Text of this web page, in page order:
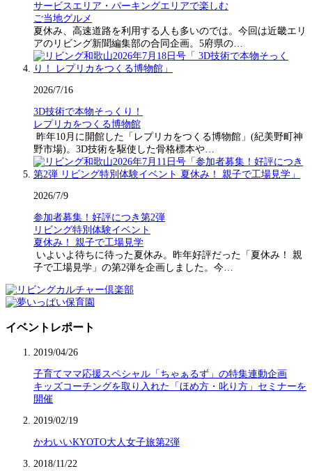
サービスエリア・パーキングエリアで楽しむ
ご当地グルメ
夏休み、高速道路を利用する人も多いのでは。今回は近畿エリ
アのリビング新聞編集部の合同企画。5府県の…
2026/7/16
3D技術で本物そっくり！
レプリカをつくる博物館
昨年10月に開館した「レプリカをつくる博物館」(紀美野町神
野市場)。3D技術を駆使した骨格標本や…
2026/7/9
参加者募集！好評につき第2弾
リビング特別体験イベント
夏休み！ 親子で工場見学
いよいよ待ちに待った夏休み。昨年好評だった「夏休み！ 親
子で工場見学」の第2弾を企画しました。今…
イベントレポート
2019/04/26
子育てママ応援スペシャル「ちゃぁるず」の特集連動企画
キッズコーチングを取り入れた「ほめ方・叱り方」セミナーを
開催
2019/02/19
かわいいKYOTO大人女子旅第2弾
2018/11/22